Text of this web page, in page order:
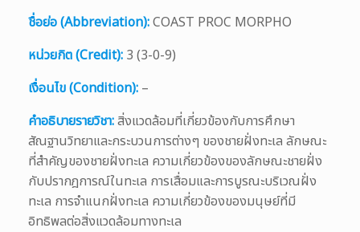
ชื่อย่อ (Abbreviation):COAST PROC MORPHO
หน่วยกิต (Credit): 3 (3-0-9)
เงื่อนไข (Condition): –
คำอธิบายรายวิชา:สิ่งแวดล้อมที่เกี่ยวข้องกับการศึกษา
สัณฐานวิทยาและกระบวนการต่างๆ ของชายฝั่งทะเล ลักษณะ
ที่สำคัญของชายฝั่งทะเล ความเกี่ยวข้องของลักษณะชายฝั่ง
กับปรากฎการณ์ในทะเล การเสื่อมและการบูรณะบริเวณฝั่ง
ทะเล การจำแนกฝั่งทะเล ความเกี่ยวข้องของมนุษย์ที่มี
อิทธิพลต่อสิ่งแวดล้อมทางทะเล